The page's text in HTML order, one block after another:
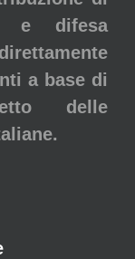
e difesa
a base di
delle